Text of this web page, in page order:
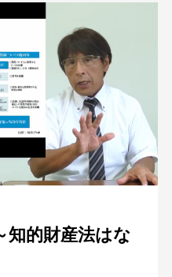
知的財産法はな